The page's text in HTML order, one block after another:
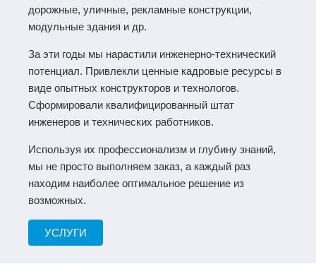
дорожные, уличные, рекламные конструкции,
модульные здания и др.
За эти годы мы нарастили инженерно-технический
потенциал. Привлекли ценные кадровые ресурсы в
виде опытных конструкторов и технологов.
Сформировали квалифицированный штат
инженеров и технических работников.
Используя их профессионализм и глубину знаний,
мы не просто выполняем заказ, а каждый раз
находим наиболее оптимальное решение из
возможных.
УСЛУГИ